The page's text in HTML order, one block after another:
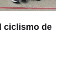
ciclismo de